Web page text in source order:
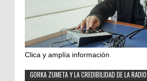
Clica y amplía información
GORKA ZUMETA Y LA CREDIBILIDAD DE LA RADIO